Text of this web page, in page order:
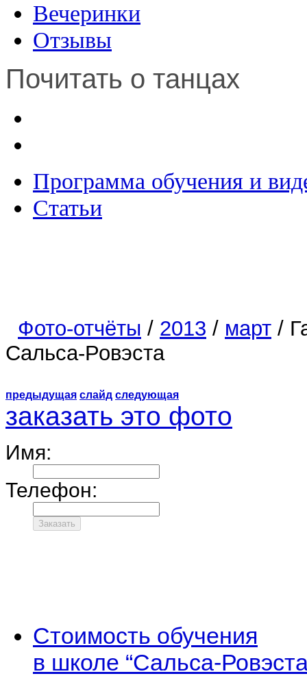
Вечеринки
Отзывы
Почитать о танцах
Программа обучения и
Статьи
Фото-отчёты / 2013 / март /
Сальса-Ровэста
предыдущая слайд следующая
заказать это фото
Имя:
Телефон:
Стоимость обучения
в школе “Сальса-